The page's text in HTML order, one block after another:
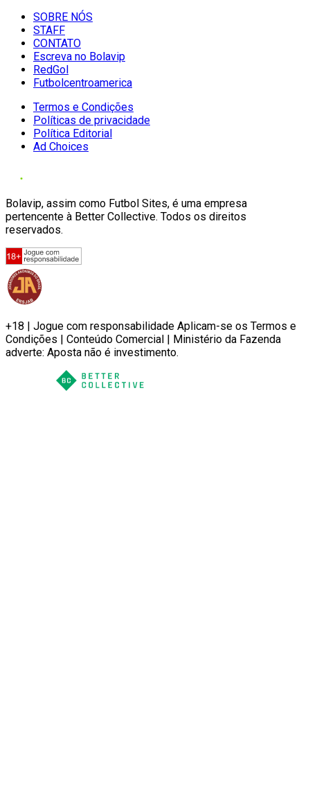
SOBRE NÓS
STAFF
CONTATO
Escreva no Bolavip
RedGol
Futbolcentroamerica
Termos e Condições
Políticas de privacidade
Política Editorial
Ad Choices
Bolavip, assim como Futbol Sites, é uma empresa
pertencente à Better Collective. Todos os direitos
reservados.
+18 | Jogue com responsabilidade Aplicam-se os Termos e
Condições | Conteúdo Comercial | Ministério da Fazenda
adverte: Aposta não é investimento.